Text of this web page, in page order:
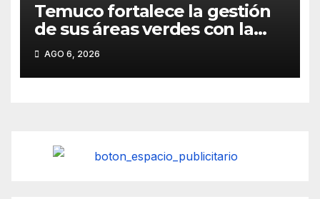
Temuco fortalece la gestión
de sus áreas verdes con la
aprobación del nuevo
Departamento de Parques.
AGO 6, 2026